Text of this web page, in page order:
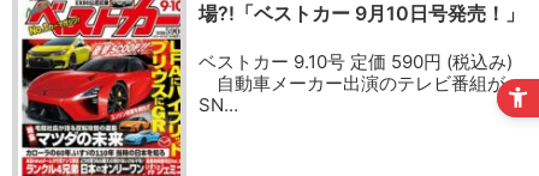
場?!「ベストカー 9月10日号発売！」
ベストカー 9.10号 定価 590円 (税込み)
自動車メーカー出演のテレビ番組が
SN…